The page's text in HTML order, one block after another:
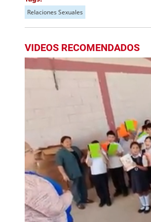
Relaciones Sexuales
VIDEOS RECOMENDADOS